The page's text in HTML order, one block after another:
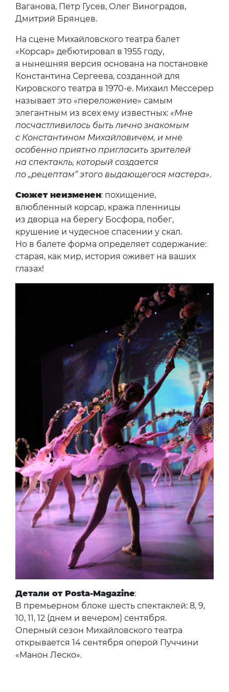
Ваганова, Петр Гусев, Олег Виноградов,
Дмитрий Брянцев.
На сцене Михайловского театра балет
«Корсар» дебютировал в 1955 году,
а нынешняя версия основана на постановке
Константина Сергеева, созданной для
Кировского театра в 1970-е. Михаил Мессерер
называет это «переложение» самым
элегантным из всех ему известных: «Мне
посчастливилось быть лично знакомым
с Константином Михайловичем, и мне
особенно приятно пригласить зрителей
на спектакль, который создается
по „рецептам“ этого выдающегося мастера».
Сюжет неизменен: похищение,
влюбленный корсар, кража пленницы
из дворца на берегу Босфора, побег,
крушение и чудесное спасении у скал.
Но в балете форма определяет содержание:
старая, как мир, история оживет на ваших
глазах!
Детали от Posta-Magazine:
В премьерном блоке шесть спектаклей: 8, 9,
10, 11, 12 (днем и вечером) сентября.
Оперный сезон Михайловского театра
открывается 14 сентября оперой Пуччини
«Манон Леско».